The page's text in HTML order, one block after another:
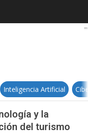
el uso de la
Inteligencia Artificial
y la
del turismo